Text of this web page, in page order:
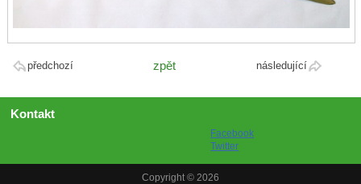
předchozí následující
zpět
Kontakt
Facebook
Twitter
Copyright © 2026